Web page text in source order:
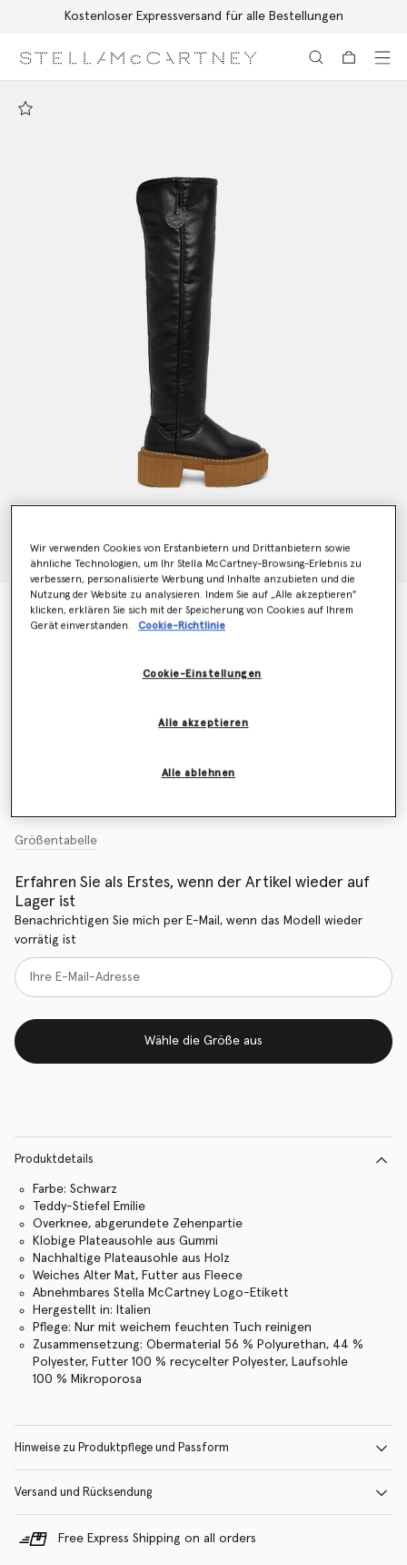
Kostenloser Expressversand für alle Bestellungen
Teddy-Overknee-Stiefel Emilie
Preis reduziert von
€695.00bis
€417.00
Größentabelle
Erfahren Sie als Erstes, wenn der Artikel wieder auf
Lager ist
Benachrichtigen Sie mich per E-Mail, wenn das Modell wieder
vorrätig ist
Wähle die Größe aus
Produktdetails
Farbe: Schwarz
Teddy-Stiefel Emilie
Overknee, abgerundete Zehenpartie
Klobige Plateausohle aus Gummi
Nachhaltige Plateausohle aus Holz
Weiches Alter Mat, Futter aus Fleece
Abnehmbares Stella McCartney Logo-Etikett
Hergestellt in: Italien
Pflege: Nur mit weichem feuchten Tuch reinigen
Zusammensetzung: Obermaterial 56 % Polyurethan, 44 %
Polyester, Futter 100 % recycelter Polyester, Laufsohle
100 % Mikroporosa
Hinweise zu Produktpflege und Passform
Versand und Rücksendung
Free Express Shipping on all orders
Wir verwenden Cookies von Erstanbietern und Drittanbietern sowie
ähnliche Technologien, um Ihr Stella McCartney-Browsing-Erlebnis zu
verbessern, personalisierte Werbung und Inhalte anzubieten und die
Nutzung der Website zu analysieren. Indem Sie auf „Alle akzeptieren"
klicken, erklären Sie sich mit der Speicherung von Cookies auf Ihrem
Gerät einverstanden.
Cookie-Richtlinie
Cookie-Einstellungen
Alle ablehnen
Alle akzeptieren